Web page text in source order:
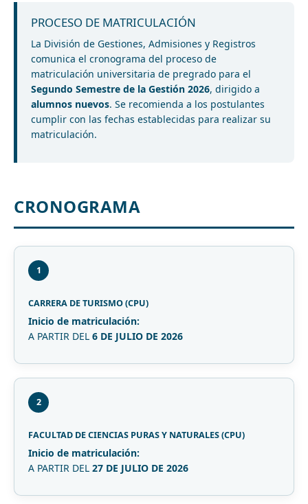
PROCESO DE MATRICULACIÓN
La División de Gestiones, Admisiones y Registros
comunica el cronograma del proceso de
matriculación universitaria de pregrado para el
Segundo Semestre de la Gestión 2026, dirigido a
alumnos nuevos. Se recomienda a los postulantes
cumplir con las fechas establecidas para realizar su
matriculación.
CRONOGRAMA
1
CARRERA DE TURISMO (CPU)
Inicio de matriculación:
A PARTIR DEL 6 DE JULIO DE 2026
2
FACULTAD DE CIENCIAS PURAS Y NATURALES (CPU)
Inicio de matriculación:
A PARTIR DEL 27 DE JULIO DE 2026